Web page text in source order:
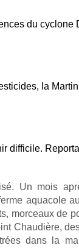
du cyclone
la
difficile.
Un mois
aquacole
morceaux de
Chaudière,
dans la